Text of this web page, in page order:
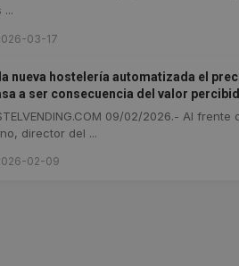
...
03-17
nueva hostelería automatizada el
a ser consecuencia del valor
09/02/2026.- Al frente
director del ...
02-09